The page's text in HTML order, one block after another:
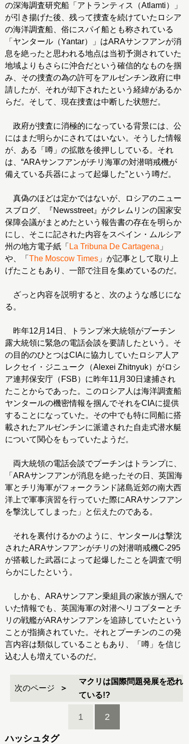
の深海調査研究船「アトランティス（Atlamti）」
が引き揚げた後、残って捜査を続けていたロシア
の海洋調査船、俗にスパイ船とも称されている
「ヤンタール（Yantar）」はARAサンフアンが消
息を絶ったと思われる地点は当初予測されていた
地域よりもさらに沖合だという確信的なものを掴
み、その捜査の為の許可をアルゼンチン政府に申
請したが、それが却下されたという経緯があるか
らだ。そして、現在捜査は中断した状態だ。
政府が捜査に消極的になっている背景には、公
にはまだ明らかにされてはいない。そうした情報
が、ある「噂」の拡散を後押ししている。それ
は、“ARAサンフアンがチリ海軍の対潜哨戒機が
備えている兵器によって起爆した”という噂だ。
真偽のほどは定かではないが、ロシアのニュー
スブログ、『Newsstreet』がクレムリンの国家安
保障会議がまとめたという報告書の存在を明らか
にし、そこに記された内容をスペイン・ムルシア
州の地方電子紙「 La Tribuna De Cartagena 」
や、「 The Moscow Times 」が記事として取り上
げたこともあり、一部で注目を集めているのだ。
ざっと内容を説明すると、次のような感じにな
る。
昨年12月14日、トランプ米大統領がプーチン
露大統領に緊急の電話会談を要請したという。そ
の目的のひとつはCIAに協力していたロシア人ア
レクセイ・ジニューク（Alexei Zhitnyuk）がロシ
ア連邦保安庁（FSB）に昨年11月30日逮捕され
たことからであった。このロシア人は海洋調査船
ヤンタールの機密情報を掴んでそれをCIAに提供
することになっていた。その中でも特に同船に搭
載されたアルゼンチンに派遣された自走式潜水艇
について関心をもっていたようだ。
両大統領の電話会談でプーチンはトランプに、
「ARAサンフアンが消息を絶ったその日、英国海
軍とチリ海軍がフォークランド諸島近郊の南大西
洋上で軍事演習を行っていた際にARAサンフアン
を撃沈してしまった」と伝えたのである。
それを裏付けるかのように、ヤンタールは撃沈
されたARAサンフアンがチリの対潜哨戒機C-295
が搭載した武器によって起爆したことを調査で明
らかにしたという。
しかも、ARAサンフアン乗組員の家族が掴んで
いた情報でも、英国海軍の対潜ヘリコプターとチ
リの戦艦がARAサンフアンを追跡していたという
ことが指摘されていた。それとプーチンのこの発
言内容は類似していることもあり、「噂」を信じ
込む人も増えているのだ。
次のページ
マクリは国際問題発展を恐れ
ている!?
1 2
ハッシュタグ